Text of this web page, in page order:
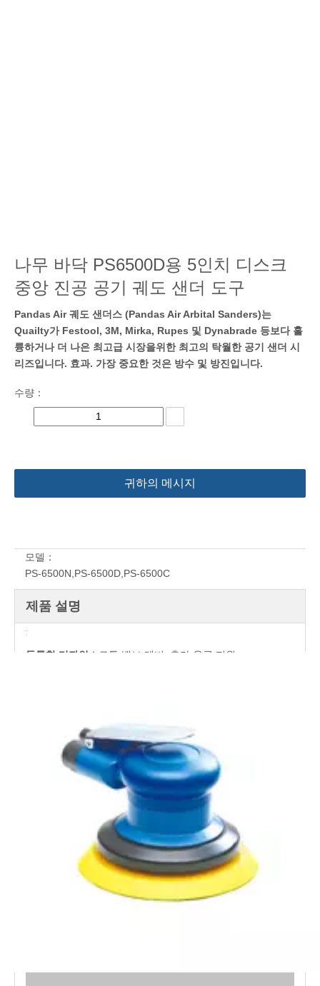
나무 바닥 PS6500D용 5인치 디스크
중앙 진공 공기 궤도 샌더 도구
Pandas Air 궤도 샌더스 (Pandas Air Arbital Sanders)는
Quailty가 Festool, 3M, Mirka, Rupes 및 Dynabrade 등보다 훌
륭하거나 더 나은 최고급 시장을위한 최고의 탁월한 공기 샌더 시
리즈입니다. 효과. 가장 중요한 것은 방수 및 방진입니다.
수량：
귀하의 메시지
모델：
PS-6500N,PS-6500D,PS-6500C
제품 설명
독특한 디자인 스로틀 밸브 레버, 추가 용골 지원
먼지 제거 효과가 95 % 이상 이어졌습니다.
또한 도구를 멈추고 샌드페이퍼를 변경하고 작업 효율성을
향상시키는 데 시간을 단축 할 수 있도록 빠르게 브레이크 할
더 큰 그립 - 넓은 고무 쿠션 그립은 amercians와 유럽의 손
에 더 적합합니다.
큰 그립 디자인이 공구를 잘 보유하고 실리콘 소재는 탁월한
느낌을 덮고 그립은 미끄럼 방지 디자인을 가지고 있습니다.
매우 낮은 진동.